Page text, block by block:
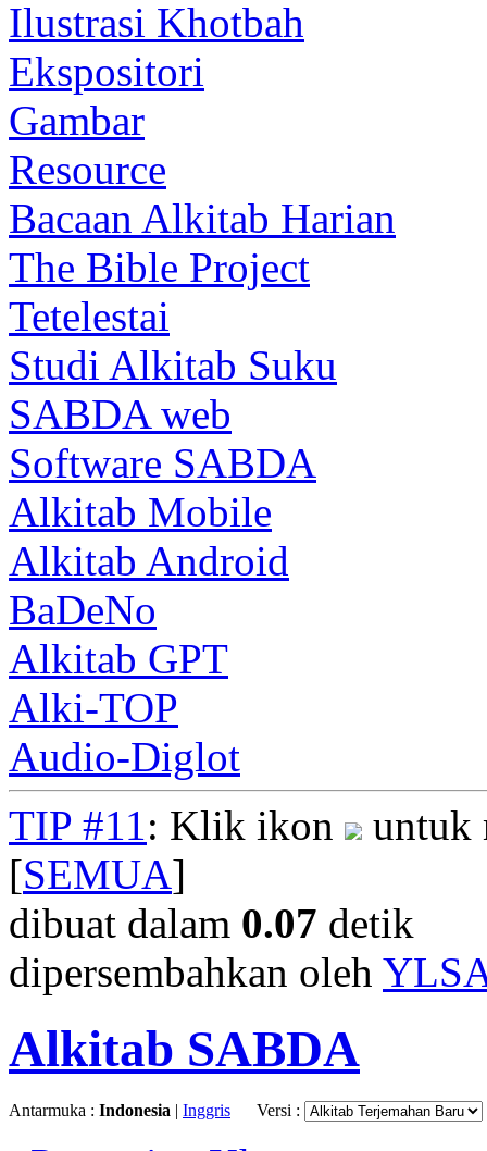
Ilustrasi Khotbah
Ekspositori
Gambar
Resource
Bacaan Alkitab Harian
The Bible Project
Tetelestai
Studi Alkitab Suku
SABDA web
Software SABDA
Alkitab Mobile
Alkitab Android
BaDeNo
Alkitab GPT
Alki-TOP
Audio-Diglot
TIP #11 : Klik ikon
untuk
[SEMUA]
dibuat dalam 0.07 detik
dipersembahkan oleh
Alkitab SABDA
Antarmuka : Indonesia | Inggris Versi :